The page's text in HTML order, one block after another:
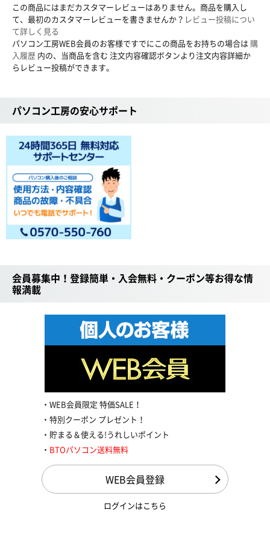
この商品にはまだカスタマーレビューはありません。商品を購入し
て、最初のカスタマーレビューを書きませんか？ レビュー投稿につい
て詳しく見る
パソコン工房WEB会員のお客様ですでにこの商品をお持ちの場合は 購
入履歴 内の、当商品を含む 注文内容確認ボタンより注文内容詳細か
らレビュー投稿ができます。
パソコン工房の安心サポート
会員募集中！登録簡単・入会無料・クーポン等お得な情
報満載
WEB会員限定 特価SALE！
特別クーポン プレゼント！
貯まる＆使える!うれしいポイント
BTOパソコン送料無料
WEB会員登録
ログインはこちら